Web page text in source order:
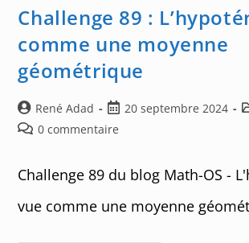
De
Module
Challenge 89 :
comme une moyenne
géométrique
Auteur/autrice
de
René Adad
Post
published:
20 septembre 2024
Post0 commentaire
Challenge 89 du blog Math-OS -
vue comme une moyenne